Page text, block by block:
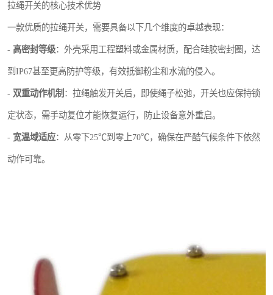
拉绳开关的核心技术优势
一款优质的拉绳开关，需要具备以下几个维度的卓越表现：
- 高密封等级：外壳采用工程塑料或金属材质，配合硅胶密封圈，达
到IP67甚至更高防护等级，有效抵御粉尘和水流的侵入。
- 双重动作机制 ：拉绳触发开关后，即使绳子松弛，开关也应保持锁
定状态，需手动复位才能恢复运行，防止设备意外重启。
- 宽温域适应：从零下25℃到零上70℃，确保在严酷气候条件下依然
动作可靠。